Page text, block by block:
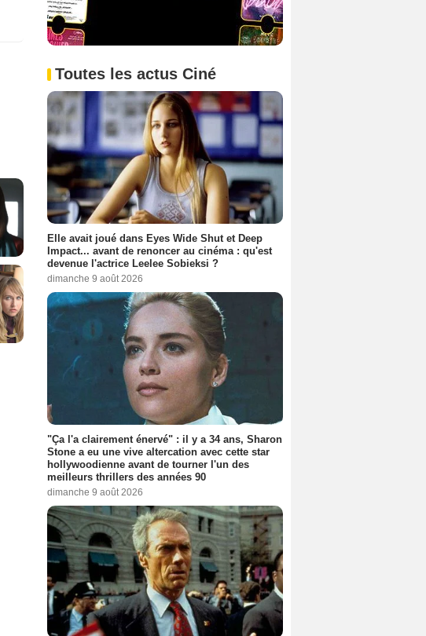
Toutes les actus Ciné
Elle avait joué dans Eyes Wide Shut et Deep
Impact... avant de renoncer au cinéma : qu'est
devenue l'actrice Leelee Sobieksi ?
dimanche 9 août 2026
"Ça l'a clairement énervé" : il y a 34 ans, Sharon
Stone a eu une vive altercation avec cette star
hollywoodienne avant de tourner l'un des
meilleurs thrillers des années 90
dimanche 9 août 2026